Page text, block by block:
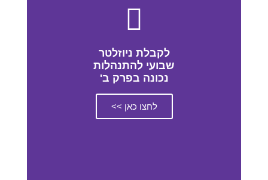
לקבלת ניוזלטר
שבועי להתנהלות
נכונה בפרק ב'
לחצו כאן >>